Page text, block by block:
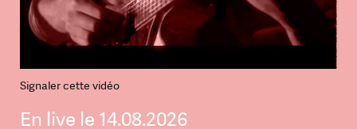
Signaler cette vidéo
En live le 14.08.2026